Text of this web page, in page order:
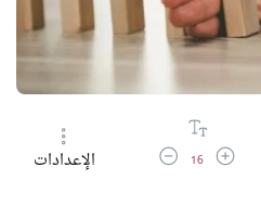
زيادة حجم الخط
16 تقليل حجم الخطالإعدادات